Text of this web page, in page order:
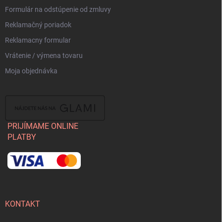
Formulár na odstúpenie od zmluvy
Reklamačný poriadok
Reklamacny formular
Vrátenie / výmena tovaru
Moja objednávka
PRIJÍMAME ONLINE
PLATBY
KONTAKT